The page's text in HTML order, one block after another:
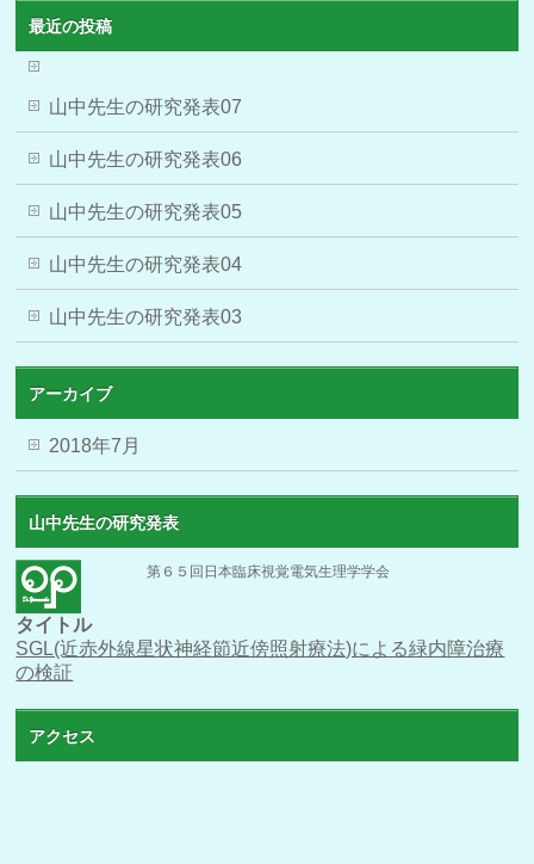
最近の投稿
山中先生の研究発表07
山中先生の研究発表06
山中先生の研究発表05
山中先生の研究発表04
山中先生の研究発表03
アーカイブ
2018年7月
山中先生の研究発表
第６５回日本臨床視覚電気生理学学会
タイトル
SGL(近赤外線星状神経節近傍照射療法)による緑内障治療
の検証
アクセス